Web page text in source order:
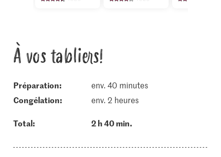
À vos tabliers!
Préparation:
env. 40 minutes
congélation:
env. 2 heures
Total: 2 h 40 min.